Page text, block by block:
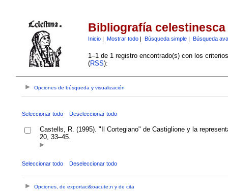
Bibliografía celestinesca
Inicio| Mostrar todo| Búsqueda simple| Búsqueda
1–1 de 1 registro encontrado(s) con los
(RSS):
Opciones de búsqueda y visualización
Seleccionar todo Deseleccionar todo
Castells, R. (1995). "Il Cortegiano" de Castiglione y la
20, 33–45.
Seleccionar todo Deseleccionar todo
Opciones, de exportaci&oacute;n y de cita